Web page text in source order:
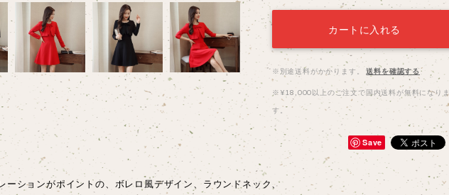
カートに入れる
※別途送料がかかります。 送料を確認する
※¥18,000以上のご注文で国内送料が無料になりま
す。
Save
ーションがポイントの、ボレロ風デザイン、ラウンドネック、